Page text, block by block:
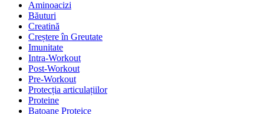
Aminoacizi
Băuturi
Creatină
Creștere în Greutate
Imunitate
Intra-Workout
Post-Workout
Pre-Workout
Protecția articulațiilor
Proteine
Batoane Proteice